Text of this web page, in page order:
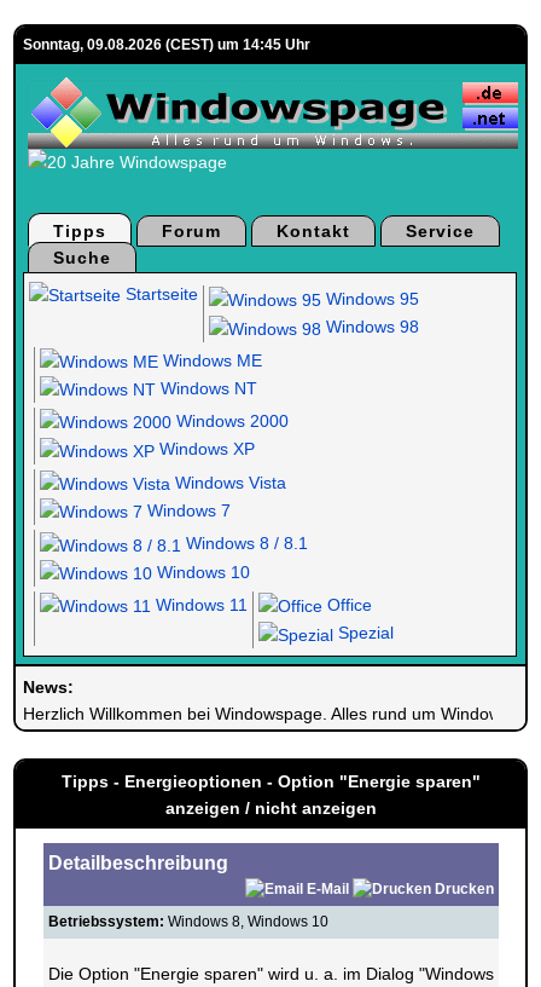
Sonntag, 09.08.2026 (CEST) um 14:45 Uhr
Tipps Forum Kontakt
Service
Suche
Startseite
Windows 95
Windows 98
Windows ME
Windows NT
Windows 2000
Windows XP
Windows Vista
Windows 7
Windows 8 / 8.1
Windows 10
Windows 11
Office
Spezial
News:
Herzlich Willkommen bei Windowspage. Alles rund um Windows.
Tipps - Energieoptionen - Option "Energie sparen"
anzeigen / nicht anzeigen
Detailbeschreibung
E-Mail
Drucken
Betriebssystem: Windows 8, Windows 10
Die Option "Energie sparen" wird u. a. im Dialog "Windows